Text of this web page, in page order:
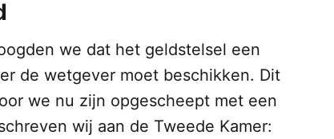
we dat het geldstelsel een
de wetgever moet beschikken. Dit
we nu zijn opgescheept met een
wij aan de Tweede Kamer: